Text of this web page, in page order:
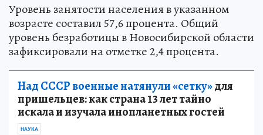
Уровень занятости населения в указанном
возрасте составил 57,6 процента. Общий
уровень безработицы в Новосибирской области
зафиксировали на отметке 2,4 процента.
Над СССР военные натянули «сетку»для
пришельцев: как страна 13 лет тайно
искала и изучала инопланетных гостей
НАУКА